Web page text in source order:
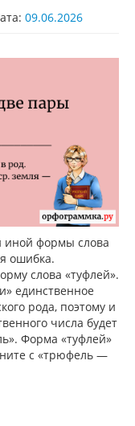
09.06.2026
иной формы слова
ошибка.
слова «туфлей».
единственное
рода, поэтому и
числа будет
Форма «туфлей»
с «трюфель —